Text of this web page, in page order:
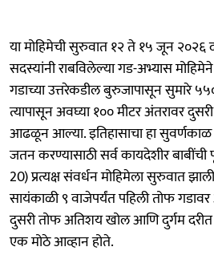
या मोहिमेची सुरुवात १२ ते १५ जून २०२६
सदस्यांनी राबविलेल्या गड-अभ्यास
गडाच्या उत्तरेकडील बुरुजापासून सुमारे
त्यापासून अवघ्या १०० मीटर अंतरावर
आढळून आल्या. इतिहासाचा हा सुवर्णकाळ
जतन करण्यासाठी सर्व कायदेशीर बाबींची
20) प्रत्यक्ष संवर्धन मोहिमेला सुरुवात
सायंकाळी ९ वाजेपर्यंत पहिली तोफ
दुसरी तोफ अतिशय खोल आणि दुर्गम
एक मोठे आव्हान होते.